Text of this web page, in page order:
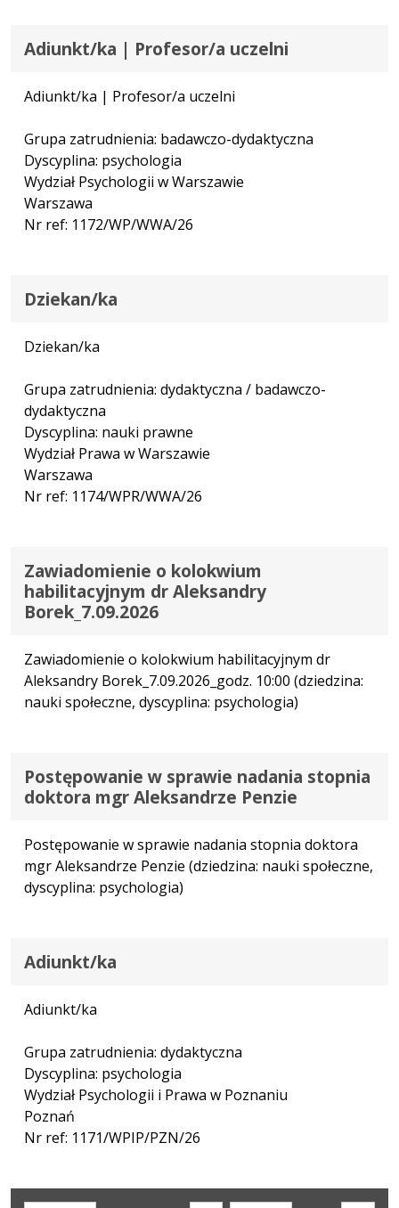
Adiunkt/ka | Profesor/a uczelni
Adiunkt/ka | Profesor/a uczelni
Grupa zatrudnienia: badawczo-dydaktyczna
Dyscyplina: psychologia
Wydział Psychologii w Warszawie
Warszawa
Nr ref: 1172/WP/WWA/26
Dziekan/ka
Dziekan/ka
Grupa zatrudnienia: dydaktyczna / badawczo-
dydaktyczna
Dyscyplina: nauki prawne
Wydział Prawa w Warszawie
Warszawa
Nr ref: 1174/WPR/WWA/26
Zawiadomienie o kolokwium
habilitacyjnym dr Aleksandry
Borek_7.09.2026
Zawiadomienie o kolokwium habilitacyjnym dr
Aleksandry Borek_7.09.2026_godz. 10:00 (dziedzina:
nauki społeczne, dyscyplina: psychologia)
Postępowanie w sprawie nadania stopnia
doktora mgr Aleksandrze Penzie
Postępowanie w sprawie nadania stopnia doktora
mgr Aleksandrze Penzie (dziedzina: nauki społeczne,
dyscyplina: psychologia)
Adiunkt/ka
Adiunkt/ka
Grupa zatrudnienia: dydaktyczna
Dyscyplina: psychologia
Wydział Psychologii i Prawa w Poznaniu
Poznań
Nr ref: 1171/WPIP/PZN/26